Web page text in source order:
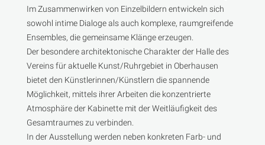
Im Zusammenwirken von Einzelbildern entwickeln sich
sowohl intime Dialoge als auch komplexe, raumgreifende
Ensembles, die gemeinsame Klänge erzeugen.
Der besondere architektonische Charakter der Halle des
Vereins für aktuelle Kunst/Ruhrgebiet in Oberhausen
bietet den Künstlerinnen/Künstlern die spannende
Möglichkeit, mittels ihrer Arbeiten die konzentrierte
Atmosphäre der Kabinette mit der Weitläufigkeit des
Gesamtraumes zu verbinden.
In der Ausstellung werden neben konkreten Farb- und